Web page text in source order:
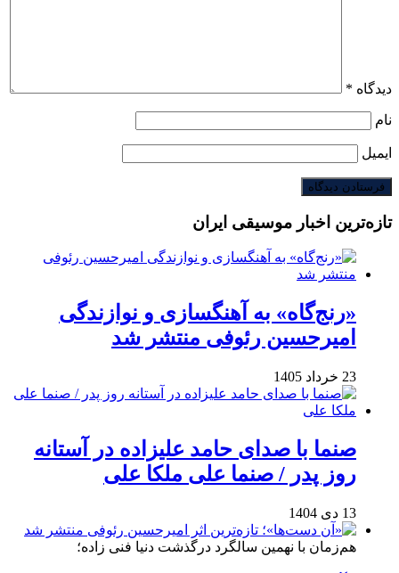
دیدگاه *
نام
ایمیل
تازه‌ترین اخبار موسیقی ایران
«رنج‌گاه» به آهنگسازی و نوازندگی
امیرحسین رئوفی منتشر شد
23 خرداد 1405
صنما با صدای حامد علیزاده در آستانه
روز پدر / صنما علی ملکا علی
13 دی 1404
هم‌زمان با نهمین سالگرد درگذشت دنیا فنی زاده؛